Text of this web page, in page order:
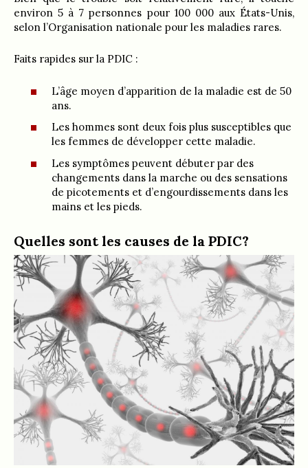
environ 5 à 7 personnes pour 100 000 aux États-Unis,
selon l’Organisation nationale pour les maladies rares.
Faits rapides sur la PDIC :
L’âge moyen d’apparition de la maladie est de 50
ans.
Les hommes sont deux fois plus susceptibles que
les femmes de développer cette maladie.
Les symptômes peuvent débuter par des
changements dans la marche ou des sensations
de picotements et d’engourdissements dans les
mains et les pieds.
Quelles sont les causes de la PDIC?